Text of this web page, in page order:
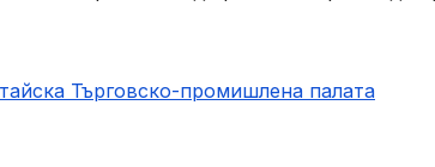
Търговско-промишлена палaта